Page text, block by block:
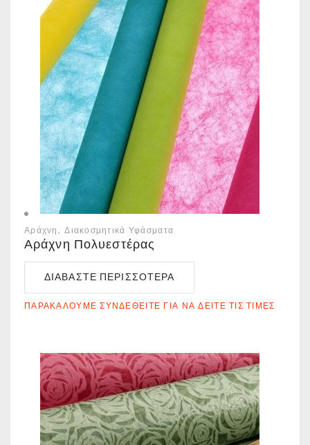
Αράχνη Διακοσμητικά Υφάσματα
Αράχνη Πολυεστέρας
ΔΙΑΒΆΣΤΕ ΠΕΡΙΣΣΌΤΕΡΑ
ΠΑΡΑΚΑΛΟΎΜΕ ΣΥΝΔΕΘΕΊΤΕ ΓΙΑ ΝΑ ΔΕΊΤΕ ΤΙΣ ΤΙΜΈΣ